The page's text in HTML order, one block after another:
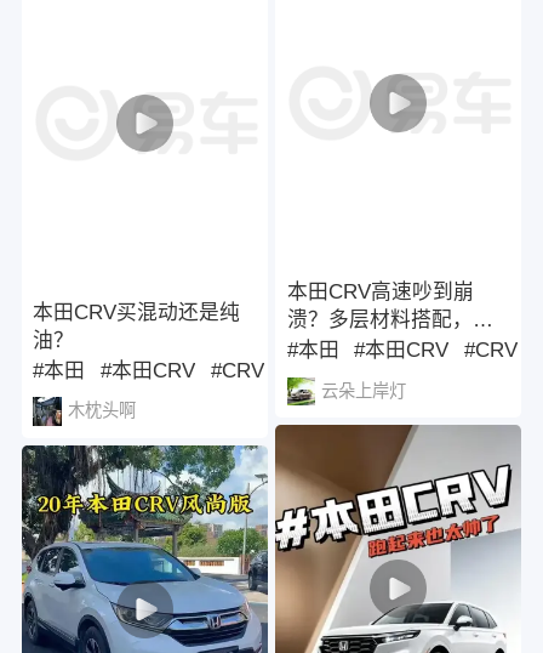
本田CRV买混动还是纯
油？
#本田
#本田CRV #CRV
木枕头啊
本田CRV高速吵到崩
溃？多层材料搭配，根
治风噪胎噪汽车隔音降
噪
#本田 #本田CRV #CRV
云朵上岸灯